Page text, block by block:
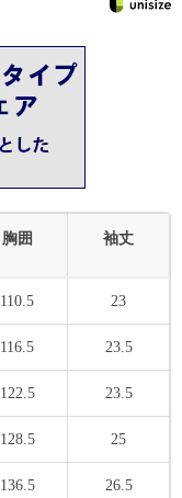
胸囲 袖丈
110.5 23
116.5 23.5
122.5 23.5
128.5 25
136.5 26.5